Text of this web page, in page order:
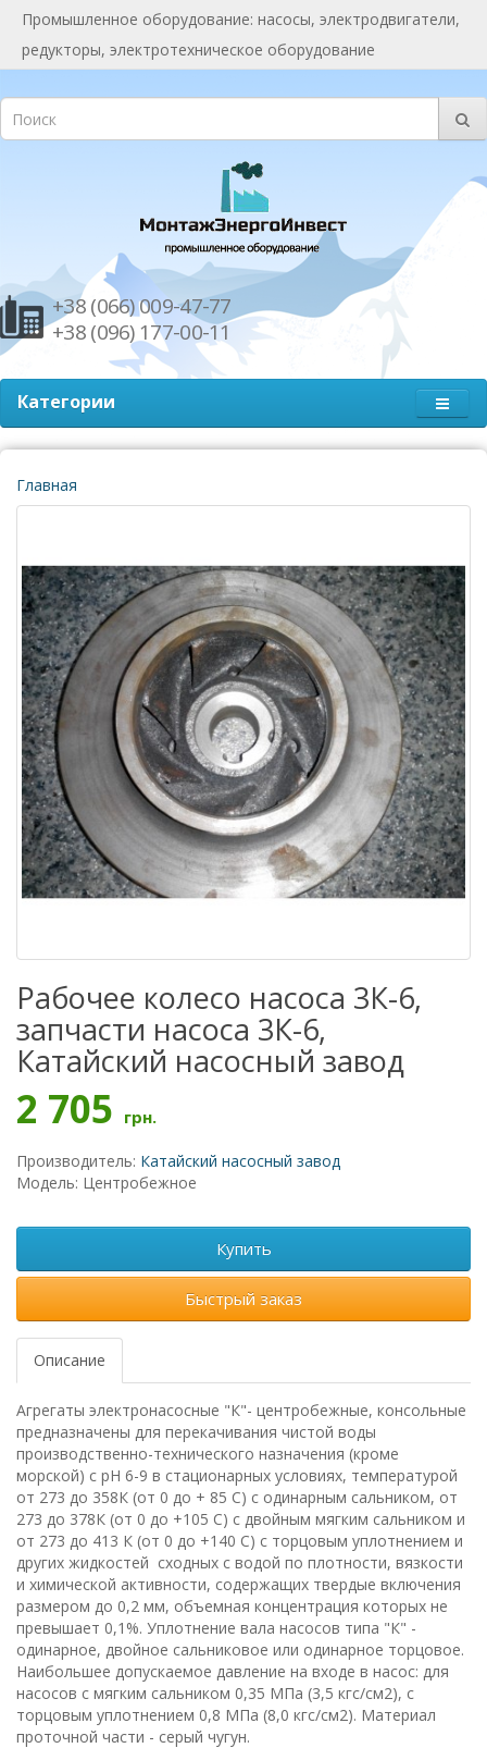
Промышленное оборудование: насосы, электродвигатели,
редукторы, электротехническое оборудование
+38 (066) 009-47-77
+38 (096) 177-00-11
Категории
Главная
Рабочее колесо насоса 3К-6,
запчасти насоса 3К-6,
Катайский насосный завод
2 705 грн.
Производитель: Катайский насосный завод
Модель: Центробежное
Купить
Быстрый заказ
Описание
Агрегаты электронасосные "К"- центробежные, консольные
предназначены для перекачивания чистой воды
производственно-технического назначения (кроме
морской) с рН 6-9 в стационарных условиях, температурой
от 273 до 358К (от 0 до + 85 С) с одинарным сальником, от
273 до 378К (от 0 до +105 С) с двойным мягким сальником и
от 273 до 413 К (от 0 до +140 С) с торцовым уплотнением и
других жидкостей сходных с водой по плотности, вязкости
и химической активности, содержащих твердые включения
размером до 0,2 мм, объемная концентрация которых не
превышает 0,1%. Уплотнение вала насосов типа "К" -
одинарное, двойное сальниковое или одинарное торцовое.
Наибольшее допускаемое давление на входе в насос: для
насосов с мягким сальником 0,35 МПа (3,5 кгс/см2), с
торцовым уплотнением 0,8 МПа (8,0 кгс/см2). Материал
проточной части - серый чугун.